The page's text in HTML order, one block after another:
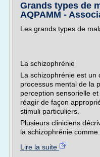
Grands types de
AQPAMM -
Les grands types de
La schizophrénie
La schizophrénie est
processus mental de la
perception sensorielle
réagir de façon
stimuli particuliers.
Plusieurs cliniciens
la schizophrénie comme...
Lire la suite